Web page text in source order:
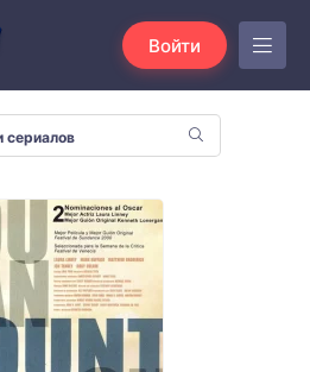
Войти